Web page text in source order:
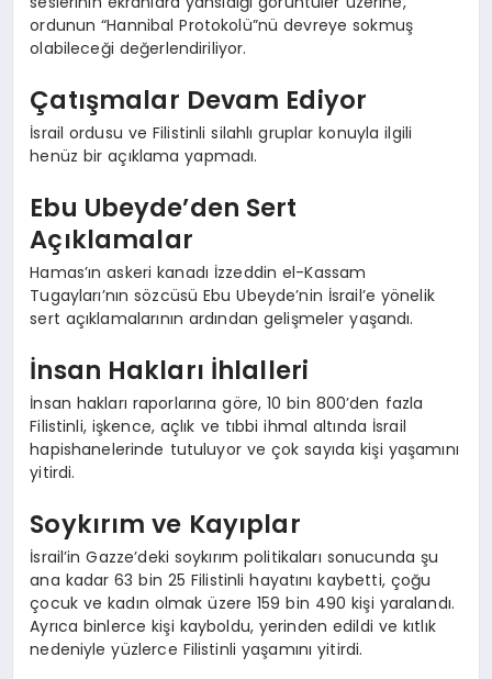
ordunun “Hannibal Protokolü”nü devreye sokmuş
olabileceği değerlendiriliyor.
Çatışmalar Devam Ediyor
İsrail ordusu ve Filistinli silahlı gruplar konuyla ilgili
henüz bir açıklama yapmadı.
Ebu Ubeyde’den Sert
Açıklamalar
Hamas’ın askeri kanadı İzzeddin el-Kassam
Tugayları’nın sözcüsü Ebu Ubeyde’nin İsrail’e yönelik
sert açıklamalarının ardından gelişmeler yaşandı.
İnsan Hakları İhlalleri
İnsan hakları raporlarına göre, 10 bin 800’den fazla
Filistinli, işkence, açlık ve tıbbi ihmal altında İsrail
hapishanelerinde tutuluyor ve çok sayıda kişi yaşamını
yitirdi.
Soykırım ve Kayıplar
İsrail’in Gazze’deki soykırım politikaları sonucunda şu
ana kadar 63 bin 25 Filistinli hayatını kaybetti, çoğu
çocuk ve kadın olmak üzere 159 bin 490 kişi yaralandı.
Ayrıca binlerce kişi kayboldu, yerinden edildi ve kıtlık
nedeniyle yüzlerce Filistinli yaşamını yitirdi.